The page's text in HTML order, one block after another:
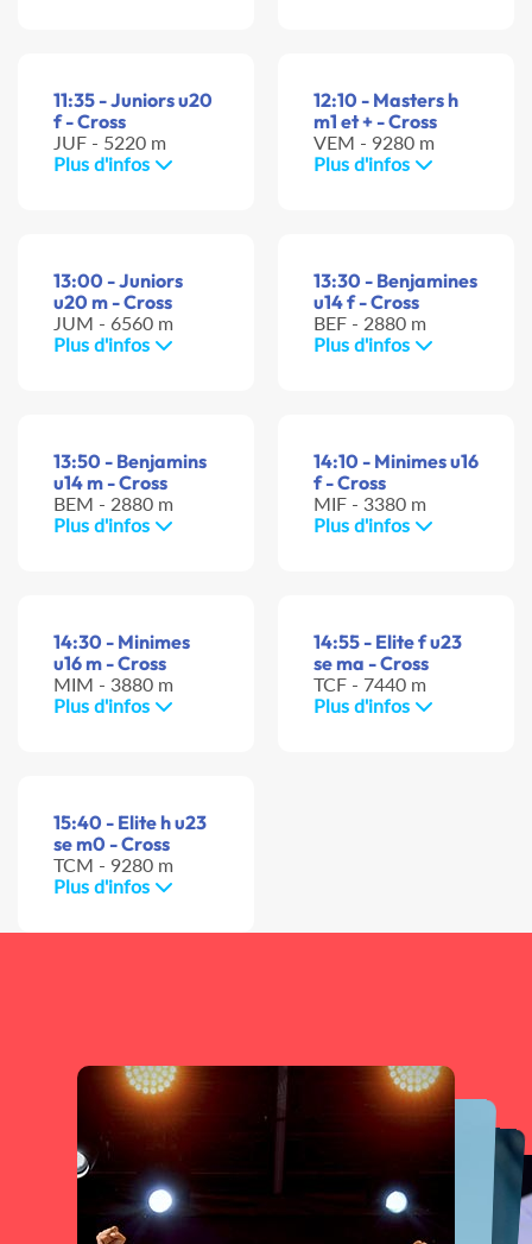
11:35 - Juniors u20
f - Cross
JUF - 5220 m
Plus d'infos
12:10 - Masters h
m1 et + - Cross
VEM - 9280 m
Plus d'infos
13:00 - Juniors
u20 m - Cross
JUM - 6560 m
Plus d'infos
13:30 - Benjamines
u14 f - Cross
BEF - 2880 m
Plus d'infos
13:50 - Benjamins
u14 m - Cross
BEM - 2880 m
Plus d'infos
14:10 - Minimes u16
f - Cross
MIF - 3380 m
Plus d'infos
14:30 - Minimes
u16 m - Cross
MIM - 3880 m
Plus d'infos
14:55 - Elite f u23
se ma - Cross
TCF - 7440 m
Plus d'infos
15:40 - Elite h u23
se m0 - Cross
TCM - 9280 m
Plus d'infos